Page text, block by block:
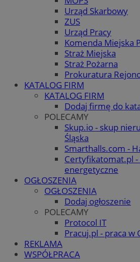
Urząd Skarbowy
ZUS
Urząd Pracy
Komenda Miejska
Straż Miejska
Straż Pożarna
Prokuratura
KATALOG FIRM
KATALOG FIRM
Dodaj firmę do
POLECAMY
Skup.io - skup
Śląska
Smarthalls.com -
Certyfikatomat.pl -
energetyczne
OGŁOSZENIA
OGŁOSZENIA
Dodaj ogłoszenie
POLECAMY
Protocol IT
Pracuj.pl - praca w
REKLAMA
WSPÓŁPRACA